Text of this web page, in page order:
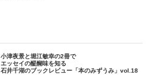
小津夜景と堀江敏幸の2冊で
エッセイの醍醐味を知る
石井千湖のブックレビュー「本のみずうみ」vol.18